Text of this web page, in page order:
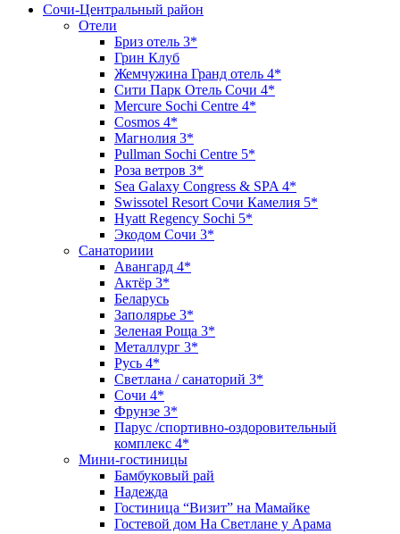
Сочи-Центральный район
Отели
Бриз отель 3*
Грин Клуб
Жемчужина Гранд отель 4*
Сити Парк Отель Сочи 4*
Mercure Sochi Centre 4*
Cosmos 4*
Магнолия 3*
Pullman Sochi Сеntre 5*
Роза ветров 3*
Sea Galaxy Congress & SPA 4*
Swissotel Resort Сочи Камелия 5*
Hyatt Regency Sochi 5*
Экодом Сочи 3*
Санаториии
Авангард 4*
Актёр 3*
Беларусь
Заполярье 3*
Зеленая Роща 3*
Металлург 3*
Русь 4*
Светлана / санаторий 3*
Сочи 4*
Фрунзе 3*
Парус /спортивно-оздоровительный
комплекс 4*
Мини-гостиницы
Бамбуковый рай
Надежда
Гостиница “Визит” на Мамайке
Гостевой дом На Светлане у Арама